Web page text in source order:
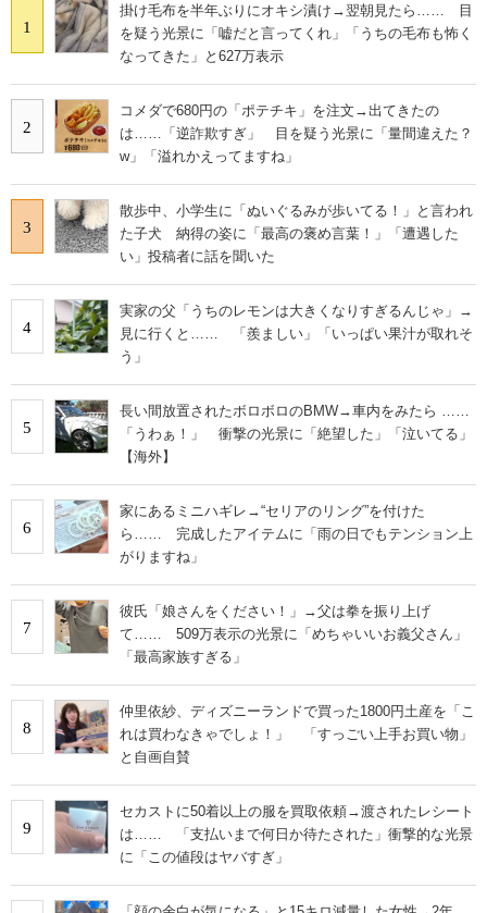
1
掛け毛布を半年ぶりにオキシ漬け→翌朝見たら…… 目
を疑う光景に「嘘だと言ってくれ」「うちの毛布も怖く
なってきた」と627万表示
2
コメダで680円の「ポテチキ」を注文→出てきたの
は……「逆詐欺すぎ」 目を疑う光景に「量間違えた？
w」「溢れかえってますね」
3
散歩中、小学生に「ぬいぐるみが歩いてる！」と言われ
た子犬 納得の姿に「最高の褒め言葉！」「遭遇した
い」投稿者に話を聞いた
4
実家の父「うちのレモンは大きくなりすぎるんじゃ」→
見に行くと…… 「羨ましい」「いっぱい果汁が取れそ
う」
5
長い間放置されたボロボロのBMW→車内をみたら ……
「うわぁ！」 衝撃の光景に「絶望した」「泣いてる」
【海外】
6
家にあるミニハギレ→“セリアのリング”を付けた
ら…… 完成したアイテムに「雨の日でもテンション上
がりますね」
7
彼氏「娘さんをください！」→父は拳を振り上げ
て…… 509万表示の光景に「めちゃいいお義父さん」
「最高家族すぎる」
8
仲里依紗、ディズニーランドで買った1800円土産を「こ
れは買わなきゃでしょ！」 「すっごい上手お買い物」
と自画自賛
9
セカストに50着以上の服を買取依頼→渡されたレシート
は…… 「支払いまで何日か待たされた」衝撃的な光景
に「この値段はヤバすぎ」